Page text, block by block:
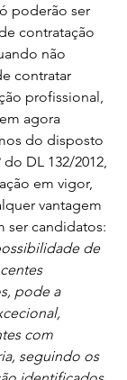
poderão ser
contratação
não
contratar
profissional,
agora
do disposto
DL 132/2012,
em vigor,
vantagem
ser candidatos:
de
pode a
com
seguindo os